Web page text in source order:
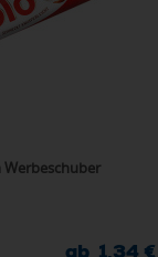
Werbeschuber
ab 1,34 €